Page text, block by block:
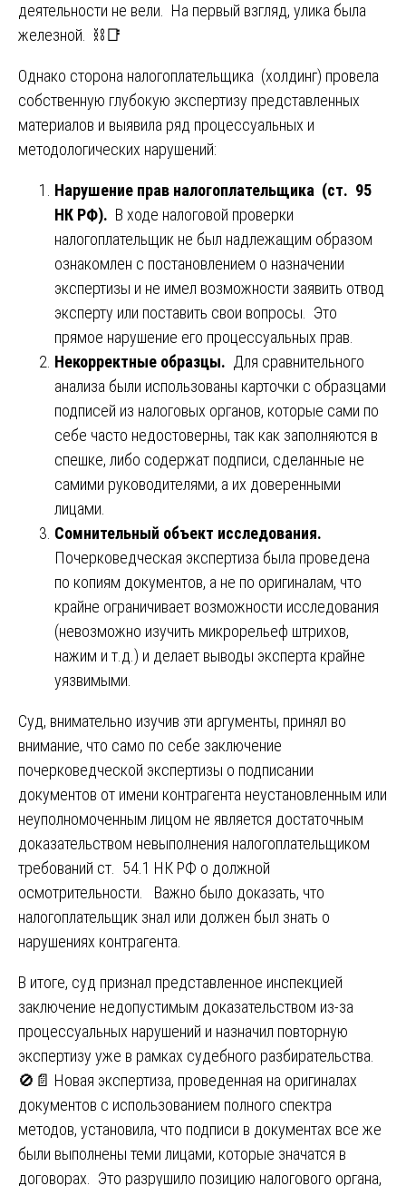
деятельности не вели. На первый взгляд, улика была
железной. ⛓️📑
Однако сторона налогоплательщика (холдинг) провела
собственную глубокую экспертизу представленных
материалов и выявила ряд процессуальных и
методологических нарушений:
Нарушение прав налогоплательщика (ст. 95
НК РФ). В ходе налоговой проверки
налогоплательщик не был надлежащим образом
ознакомлен с постановлением о назначении
экспертизы и не имел возможности заявить отвод
эксперту или поставить свои вопросы. Это
прямое нарушение его процессуальных прав.
Некорректные образцы. Для сравнительного
анализа были использованы карточки с образцами
подписей из налоговых органов, которые сами по
себе часто недостоверны, так как заполняются в
спешке, либо содержат подписи, сделанные не
самими руководителями, а их доверенными
лицами.
Сомнительный объект исследования.
Почерковедческая экспертиза была проведена
по копиям документов, а не по оригиналам, что
крайне ограничивает возможности исследования
(невозможно изучить микрорельеф штрихов,
нажим и т.д.) и делает выводы эксперта крайне
уязвимыми.
Суд, внимательно изучив эти аргументы, принял во
внимание, что само по себе заключение
почерковедческой экспертизы о подписании
документов от имени контрагента неустановленным или
неуполномоченным лицом не является достаточным
доказательством невыполнения налогоплательщиком
требований ст. 54.1 НК РФ о должной
осмотрительности. Важно было доказать, что
налогоплательщик знал или должен был знать о
нарушениях контрагента.
В итоге, суд признал представленное инспекцией
заключение недопустимым доказательством из-за
процессуальных нарушений и назначил повторную
экспертизу уже в рамках судебного разбирательства.
🚫📄 Новая экспертиза, проведенная на оригиналах
документов с использованием полного спектра
методов, установила, что подписи в документах все же
были выполнены теми лицами, которые значатся в
договорах. Это разрушило позицию налогового органа,